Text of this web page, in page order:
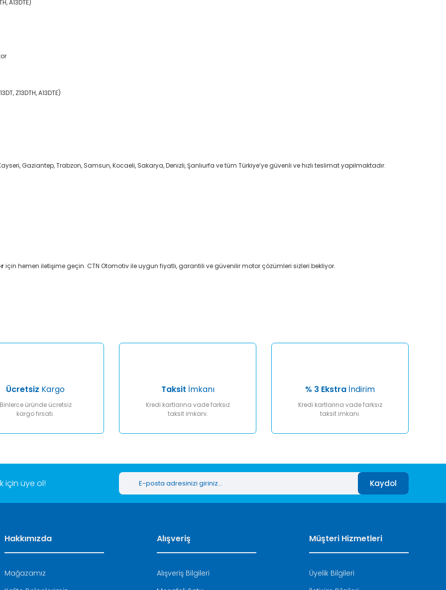
A13DTE)
Z13DTH, A13DTE)
Gaziantep, Trabzon, Samsun, Kocaeli, Sakarya, Denizli, Şanlıurfa ve tüm Türkiye’ye güvenli ve hızlı teslimat yapılmaktadır.
için hemen iletişime geçin. CTN Otomotiv ile uygun fiyatlı, garantili ve güvenilir motor çözümleri sizleri bekliyor.
Gönder
Ücretsiz Kargo
üründe ücretsiz
kargo fırsatı.
Taksit İmkanı
Kredi kartlarına vade farksız
taksit imkanı.
% 3 Ekstra İndirim
Kredi kartlarına vade farksız
taksit imkanı.
için üye ol! Kaydol
Hakkımızda
Mağazamız
Alışveriş
Alışveriş Bilgileri
Müşteri Hizmetleri
Üyelik Bilgileri